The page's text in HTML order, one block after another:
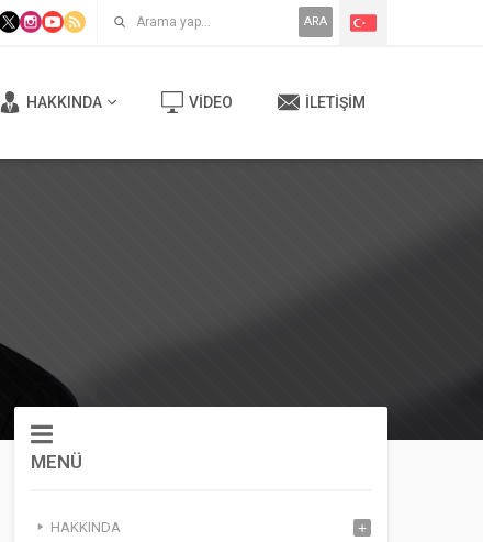
ARA
HAKKINDA VIDEO İLETIŞIM
MENÜ
HAKKINDA